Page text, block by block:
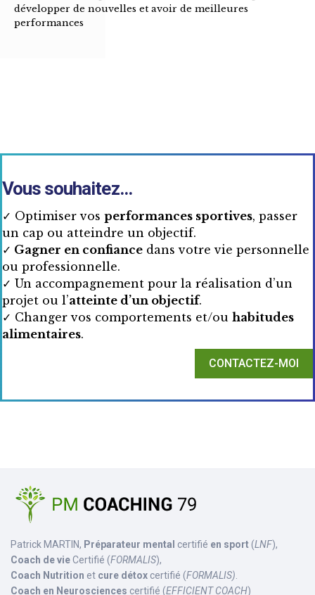
développer de nouvelles et avoir de meilleures
performances
Vous souhaitez...
✓ Optimiser vos performances sportives, passer
un cap ou atteindre un objectif.
✓ Gagner en confiance dans votre vie personnelle
ou professionnelle.
✓ Un accompagnement pour la réalisation d’un
projet ou l’atteinte d’un objectif.
✓ Changer vos comportements et/ou habitudes
alimentaires.
CONTACTEZ-MOI
Patrick MARTIN, Préparateur mental certifié en sport(LNF),
Coach de vieCertifié (FORMALIS),
Coach Nutrition et cure détox certifié (FORMALIS)
Coach en Neurosciences certifié (EFFICIENT COACH)